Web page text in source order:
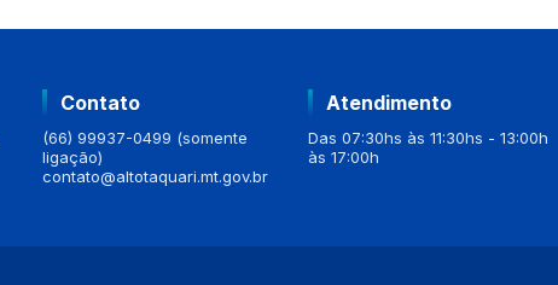
Contato
(66) 99937-0499 (somente
ligação)
contato@altotaquari.mt.gov.br
Atendimento
Das 07:30hs às 11:30hs - 13:00h
às 17:00h